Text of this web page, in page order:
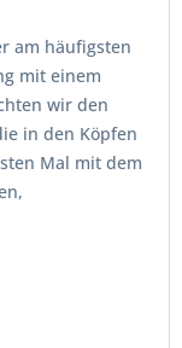
am häufigsten
mit einem
wir den
in den Köpfen
Mal mit dem